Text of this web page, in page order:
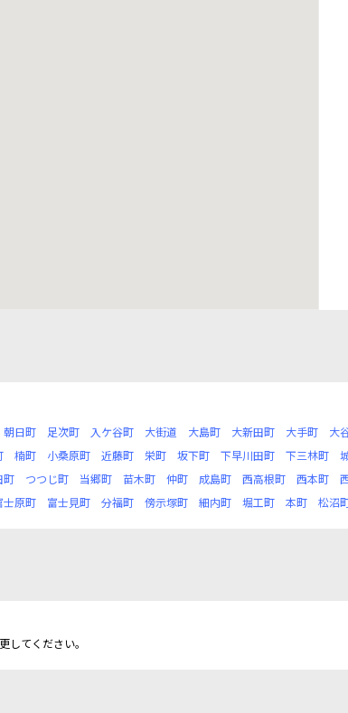
朝日町 足次町 入ケ谷町 大街道 大島町 大新田町 大手町 大
楠町 小桑原町 近藤町 栄町 坂下町 下早川田町 下三林町
町 つつじ町 当郷町 苗木町 仲町 成島町 西高根町 西本町
士原町 富士見町 分福町 傍示塚町 細内町 堀工町 本町 松沼
てください。